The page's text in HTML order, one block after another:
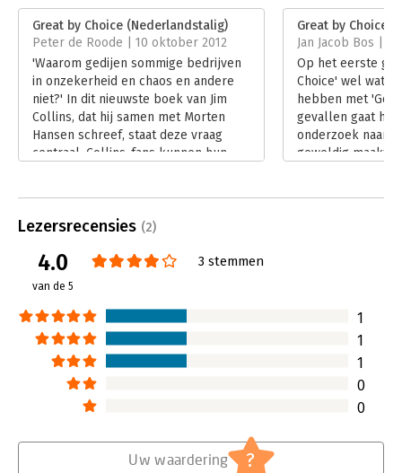
Verschijningsdatum:
18-8-2012
Hoofdrubriek: Organisatiekunde
Great by Choice (Nederlandstalig)
Peter de Roode | 10 oktober 2012
'Waarom gedijen sommige bedrijven
in onzekerheid en chaos en andere
niet?' In dit nieuwste boek van Jim
Collins, dat hij samen met Morten
Hansen schreef, staat deze vraag
centraal. Collins-fans kunnen hun
van het managementjargon. Maar ook
aan hun trekken. Ze zullen zich de
vragen stellen: 'Wat moeten we met
sprake van jumping to conclusions?'
Lees verder
Great by Choice
Jan Jacob Bos | 7
Op het eerste
Choice' wel wat
hebben met
gevallen gaat het
onderzoek naar
geweldig maakt.
Lezersrecensies (2)
4.0
van de 5
3 stemmen
1
1
1
0
0
Uw waardering ?